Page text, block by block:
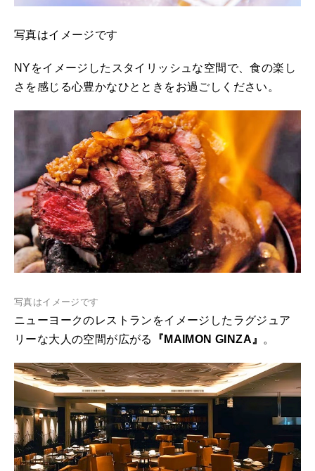
写真はイメージです
NYをイメージしたスタイリッシュな空間で、食の楽し
さを感じる心豊かなひとときをお過ごしください。
写真はイメージです
ニューヨークのレストランをイメージしたラグジュア
リーな大人の空間が広がる
『MAIMON GINZA』 。